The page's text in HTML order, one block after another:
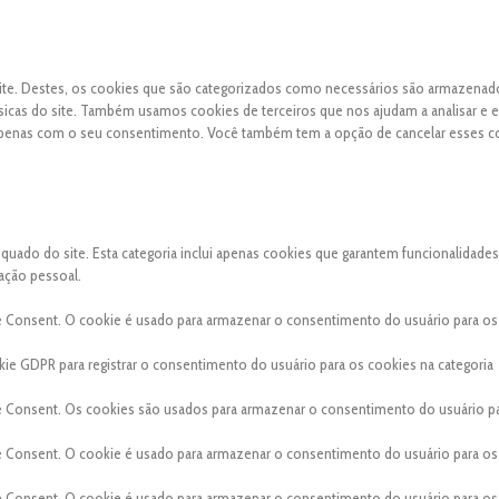
Destes, os cookies que são categorizados como necessários são
do site. Também usamos cookies de terceiros que nos ajudam a analisar e
com o seu consentimento. Você também tem a opção de cancelar esses
do site. Esta categoria inclui apenas cookies que garantem
pessoal.
O cookie é usado para armazenar o consentimento do usuário para
para registrar o consentimento do usuário para os cookies na categoria
Os cookies são usados para armazenar o consentimento do usuário
O cookie é usado para armazenar o consentimento do usuário para